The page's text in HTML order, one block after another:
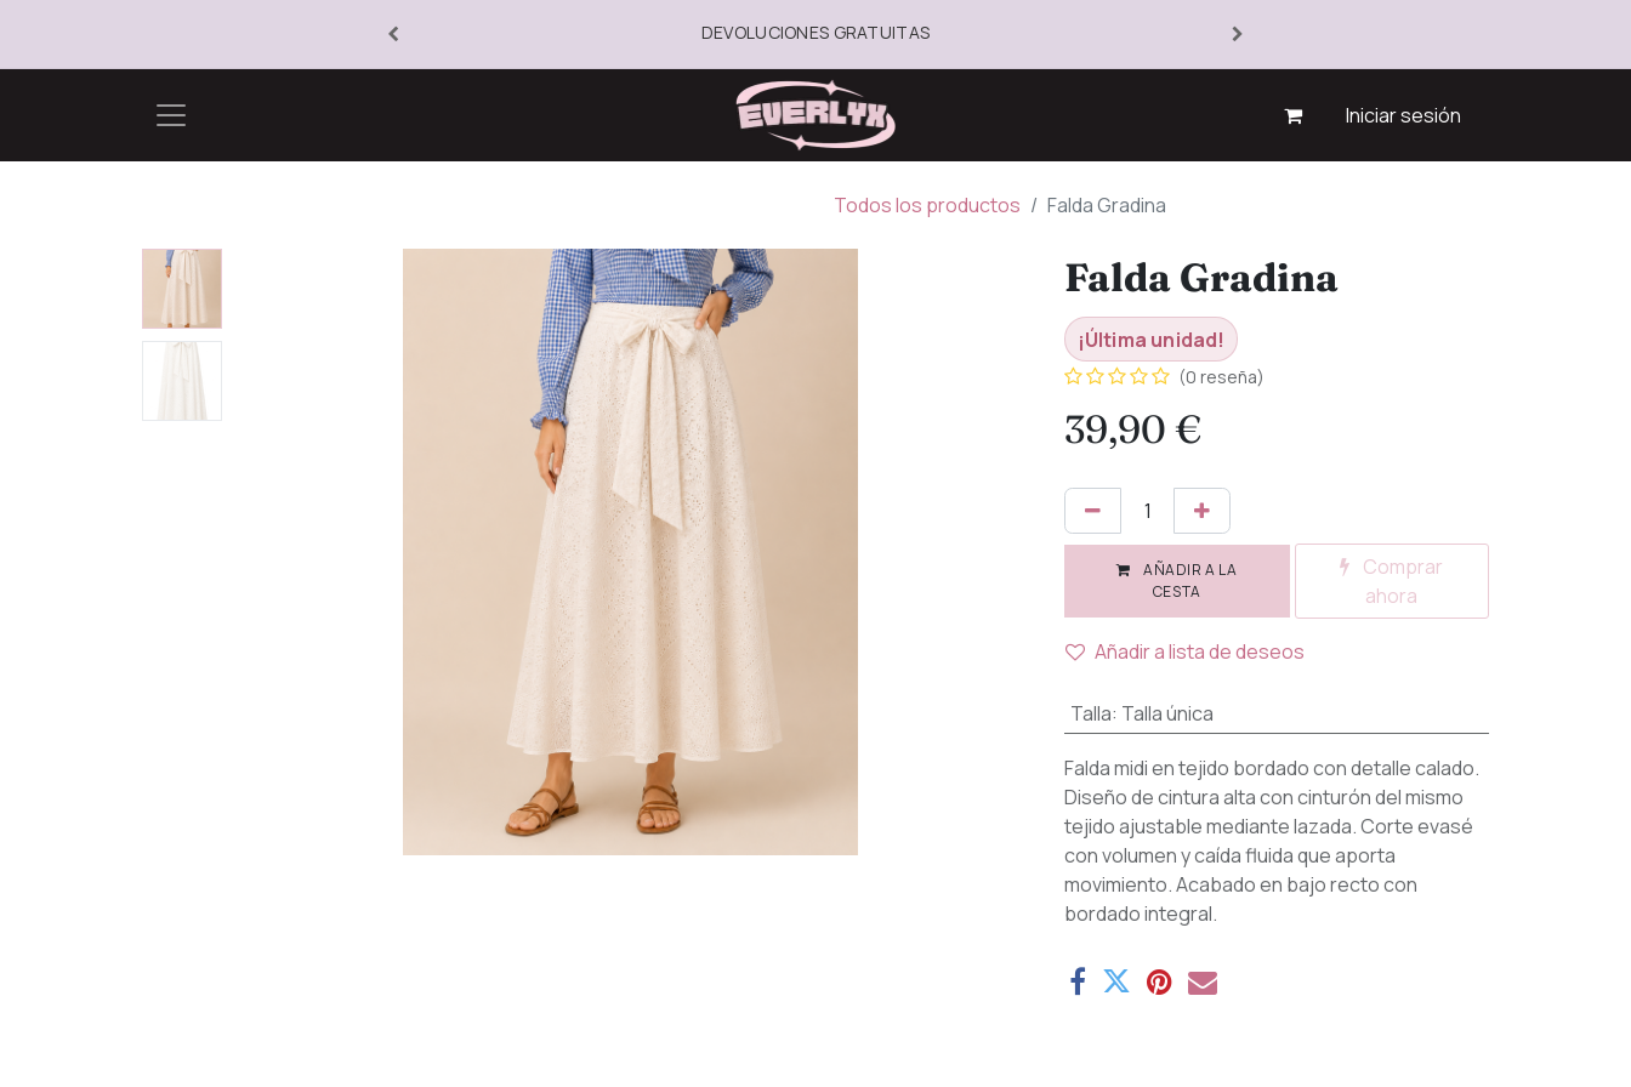
DEVOLUCIONES GRATUITAS
Iniciar sesión
Todos los productos Falda Gradina
Falda Gradina
¡Última unidad!
(0 reseña)
39,90 €
AÑADIR A LA
CESTA
Comprar
ahora
Añadir a lista de deseos
Talla: Talla única
Falda midi en tejido bordado con detalle calado.
Diseño de cintura alta con cinturón del mismo
tejido ajustable mediante lazada. Corte evasé
con volumen y caída fluida que aporta
movimiento. Acabado en bajo recto con
bordado integral.